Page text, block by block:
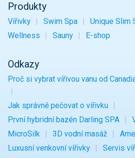
Produkty
Vířivky Swim Spa
Unique Slim
Wellness
Sauny E-shop
Odkazy
Proč si vybrat vířivou vanu od
Jak správně pečovat o vířivku
První hybridní bazén Darling SPA
MicroSilk
3D vodní masáž
Luxusní venkovní vířivky
Servis